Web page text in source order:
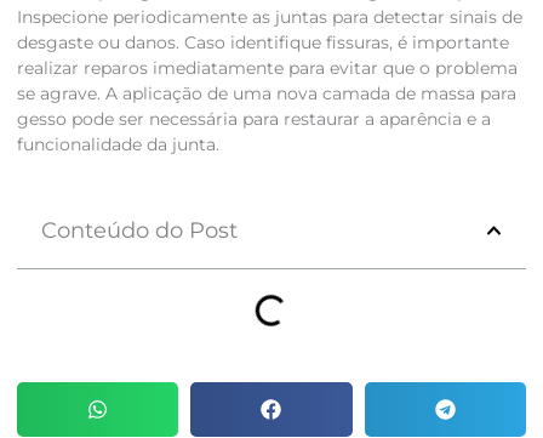
Inspecione periodicamente as juntas para detectar sinais de
desgaste ou danos. Caso identifique fissuras, é importante
realizar reparos imediatamente para evitar que o problema
se agrave. A aplicação de uma nova camada de massa para
gesso pode ser necessária para restaurar a aparência e a
funcionalidade da junta.
Conteúdo do Post